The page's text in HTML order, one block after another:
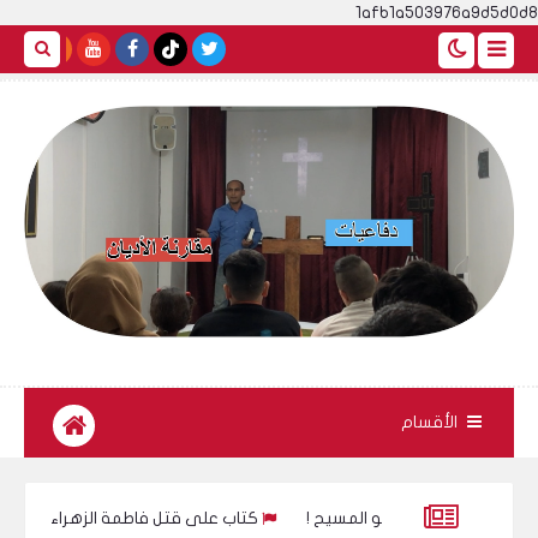
1afb1a503976a9d5d0d8
الأقسام
كتاب على قتل فاطمة الزهراء للكاتب حسين العراقي